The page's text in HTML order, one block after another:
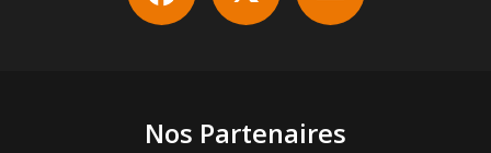
Nos Partenaires